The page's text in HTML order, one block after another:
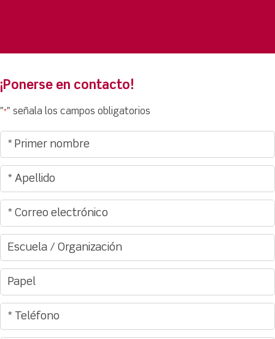
¡Ponerse en contacto!
"*" señala los campos obligatorios